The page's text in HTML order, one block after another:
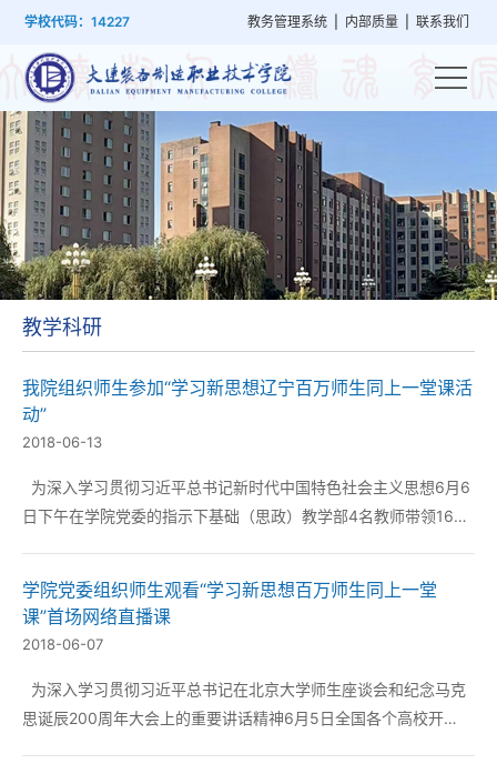
学校代码：14227 教务管理系统 内部质量 联系我们
概
况
建
设
管
理
设
置
工
作
就
业
培
训
教学科研
我院组织师生参加“学习新思想辽宁百万师生同上一堂课活
动”
2018-06-13
为深入学习贯彻习近平总书记新时代中国特色社会主义思想6月6
日下午在学院党委的指示下基础（思政）教学部4名教师带领16名
学院院长洪晓楠教授和大连海事...
学院党委组织师生观看“学习新思想百万师生同上一堂
课”首场网络直播课
2018-06-07
为深入学习贯彻习近平总书记在北京大学师生座谈会和纪念马克
思诞辰200周年大会上的重要讲话精神6月5日全国各个高校开